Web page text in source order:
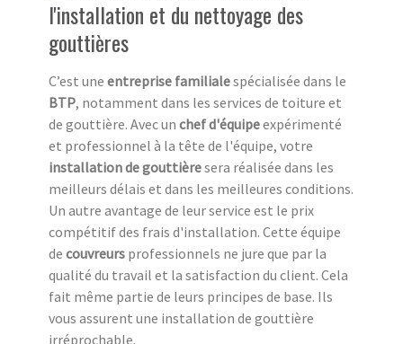
l'installation et du nettoyage des
gouttières
C’est une entreprise familialespécialisée dans le
BTP, notamment dans les services de toiture et
de gouttière. Avec un chef d'équipeexpérimenté
et professionnel à la tête de l'équipe, votre
installation de gouttièresera réalisée dans les
meilleurs délais et dans les meilleures conditions.
Un autre avantage de leur service est le prix
compétitif des frais d'installation. Cette équipe
de couvreurs professionnels ne jure que par la
qualité du travail et la satisfaction du client. Cela
fait même partie de leurs principes de base. Ils
vous assurent une installation de gouttière
irréprochable.